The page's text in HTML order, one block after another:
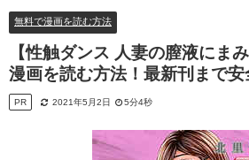
無料で漫画を読む方法
【性触ダンス 人妻の膣液にま
漫画を読む方法！最新刊まで
PR 2021年5月2日 5分4秒